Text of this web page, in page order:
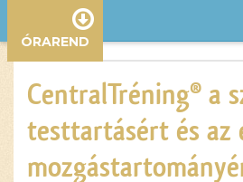
ÓRAREND
CentralTréning® a
testtartásért és az